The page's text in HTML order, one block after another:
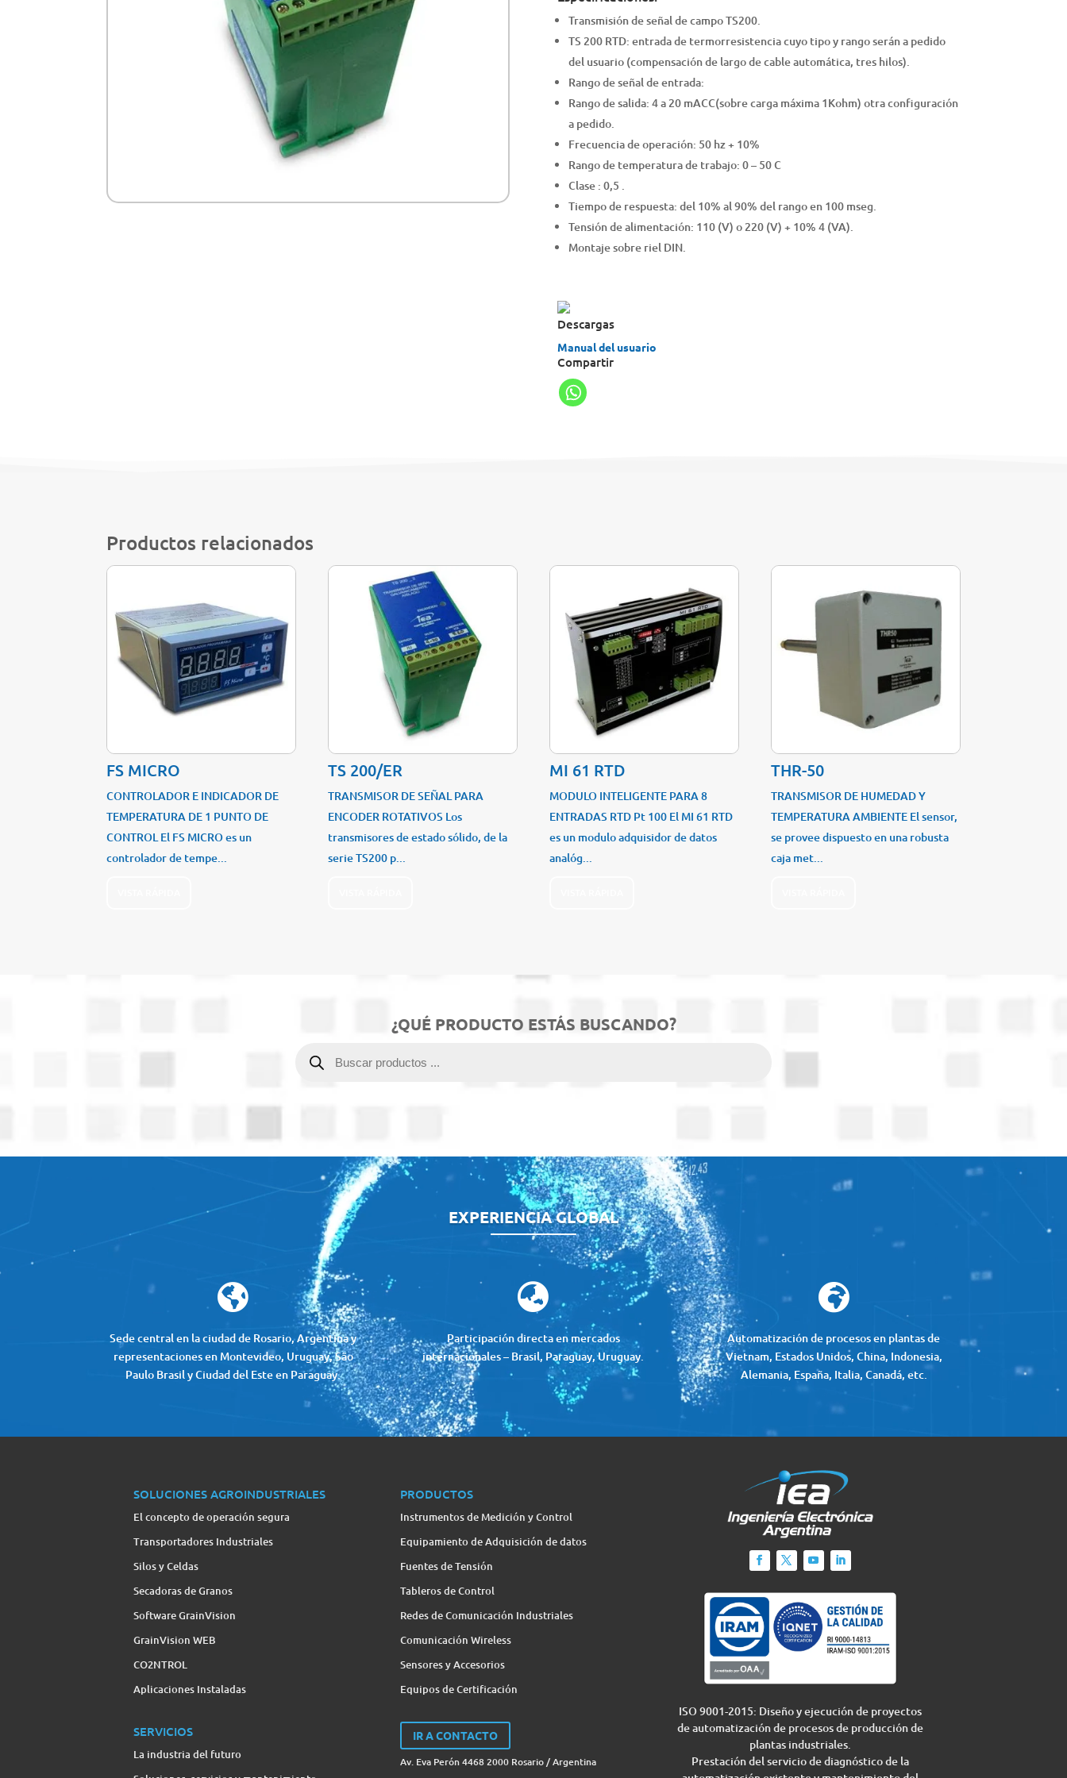
Transmisión de señal de campo TS200.
TS 200 RTD: entrada de termorresistencia cuyo tipo y rango serán a pedido
del usuario (compensación de largo de cable automática, tres hilos).
Rango de señal de entrada:
Rango de salida: 4 a 20 mACC(sobre carga máxima 1Kohm) otra configuración
a pedido.
Frecuencia de operación: 50 hz + 10%
Rango de temperatura de trabajo: 0 – 50 C
Clase : 0,5 .
Tiempo de respuesta: del 10% al 90% del rango en 100 mseg.
Tensión de alimentación: 110 (V) o 220 (V) + 10% 4 (VA).
Montaje sobre riel DIN.
Descargas
Manual del usuario
Compartir
Productos relacionados
FS MICRO
CONTROLADOR E INDICADOR DE
TEMPERATURA DE 1 PUNTO DE
CONTROL El FS MICRO es un
controlador de tempe...
TS 200/ER
TRANSMISOR DE SEÑAL PARA
ENCODER ROTATIVOS Los
transmisores de estado sólido, de la
serie TS200 p...
MI 61 RTD
MODULO INTELIGENTE PARA 8
ENTRADAS RTD Pt 100 El MI 61 RTD
es un modulo adquisidor de datos
analóg...
THR-50
TRANSMISOR DE HUMEDAD Y
TEMPERATURA AMBIENTE El sensor,
se provee dispuesto en una robusta
caja met...
¿QUÉ PRODUCTO ESTÁS BUSCANDO?
productos
EXPERIENCIA GLOBAL

Sede central en la ciudad de Rosario, Argentina y
representaciones en Montevideo, Uruguay, São
Paulo Brasil y Ciudad del Este en Paraguay.

Participación directa en mercados
internacionales – Brasil, Paraguay, Uruguay.

Automatización de procesos en plantas de
Vietnam, Estados Unidos, China, Indonesia,
Alemania, España, Italia, Canadá, etc.
SOLUCIONES AGROINDUSTRIALES
El concepto de operación segura
Transportadores Industriales
Silos y Celdas
Secadoras de Granos
Software GrainVision
GrainVision WEB
CO2NTROL
Aplicaciones Instaladas
SERVICIOS
La industria del futuro
PRODUCTOS
Instrumentos de Medición y Control
Equipamiento de Adquisición de datos
Fuentes de Tensión
Tableros de Control
Redes de Comunicación Industriales
Comunicación Wireless
Sensores y Accesorios
Equipos de Certificación
IR A CONTACTO
Av. Eva Perón 4468 2000 Rosario / Argentina
ISO 9001-2015: Diseño y ejecución de proyectos
de automatización de procesos de producción de
plantas industriales.
Prestación del servicio de diagnóstico de la